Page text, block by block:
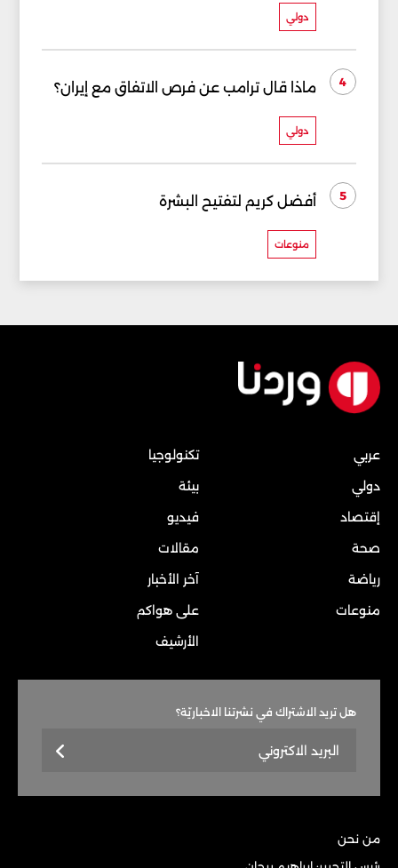
دولي
4 ماذا قال ترامب عن فرص الاتفاق مع إيران؟
دولي
5 أفضل كريم لتفتيح البشرة
منوعات
عربي
دولي
إقتصاد
صحة
رياضة
منوعات
تكنولوجيا
بيئة
فيديو
مقالات
آخر الأخبار
على هواكم
الأرشيف
هل تريد الاشتراك في نشرتنا الاخباريّة؟
من نحن